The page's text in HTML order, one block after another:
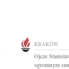
KRAKÓW
Ojcze
ogromnym